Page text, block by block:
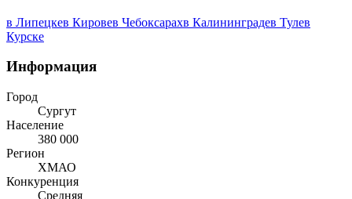
в Липецкев Кировев Чебоксарахв Калининградев Тулев
Курске
Информация
Город
Сургут
Население
380 000
Регион
ХМАО
Конкуренция
Средняя